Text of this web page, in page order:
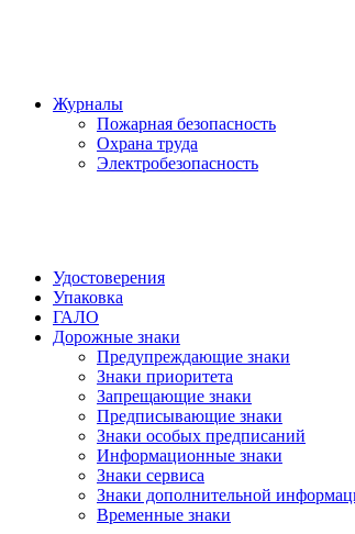
Журналы
Пожарная безопасность
Охрана труда
Электробезопасность
Удостоверения
Упаковка
ГАЛО
Дорожные знаки
Предупреждающие знаки
Знаки приоритета
Запрещающие знаки
Предписывающие знаки
Знаки особых предписаний
Информационные знаки
Знаки сервиса
Знаки дополнительной
Временные знаки